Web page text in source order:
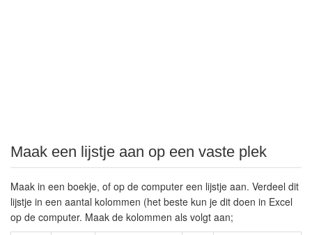
Maak een lijstje aan op een vaste plek
Maak in een boekje, of op de computer een lijstje aan. Verdeel dit
lijstje in een aantal kolommen (het beste kun je dit doen in Excel
op de computer. Maak de kolommen als volgt aan;